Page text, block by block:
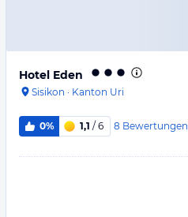
Hotel Eden
Sisikon · Kanton Uri
0% 1,1 / 6 8 Bewertungen